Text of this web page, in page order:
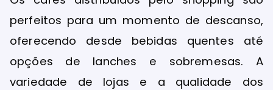
perfeitos para um momento de descanso,
oferecendo desde bebidas quentes até
opções de lanches e sobremesas. A
variedade de lojas e a qualidade dos